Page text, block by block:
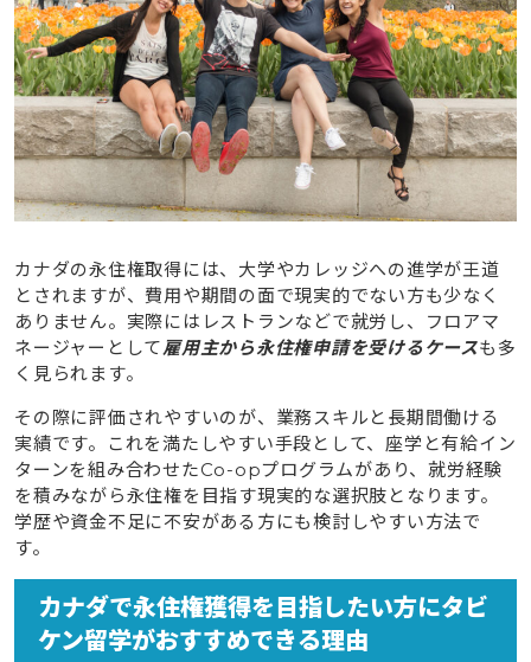
カナダの永住権取得には、大学やカレッジへの進学が王道
とされますが、費用や期間の面で現実的でない方も少なく
ありません。実際にはレストランなどで就労し、フロアマ
ネージャーとして雇用主から永住権申請を受けるケースも多
く見られます。
その際に評価されやすいのが、業務スキルと長期間働ける
実績です。これを満たしやすい手段として、座学と有給イン
ターンを組み合わせたCo-opプログラムがあり、就労経験
を積みながら永住権を目指す現実的な選択肢となります。
学歴や資金不足に不安がある方にも検討しやすい方法で
す。
カナダで永住権獲得を目指したい方にタビ
ケン留学がおすすめできる理由